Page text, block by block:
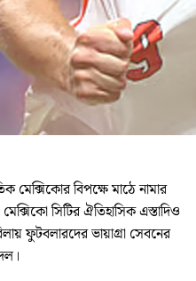
মেক্সিকোর বিপক্ষে মাঠে নামার
সিটির ঐতিহাসিক এস্তাদিও
ফুটবলারদের ভায়াগ্রা সেবনের